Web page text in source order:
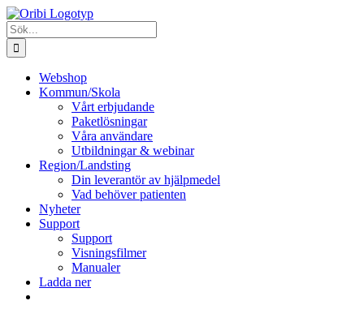
Fortsätt
till
innehållet
Sök
efter:
Webshop
Kommun/Skola
Vårt erbjudande
Paketlösningar
Våra användare
Utbildningar & webinar
Region/Landsting
Din leverantör av hjälpmedel
Vad behöver patienten
Nyheter
Support
Support
Visningsfilmer
Manualer
Ladda ner